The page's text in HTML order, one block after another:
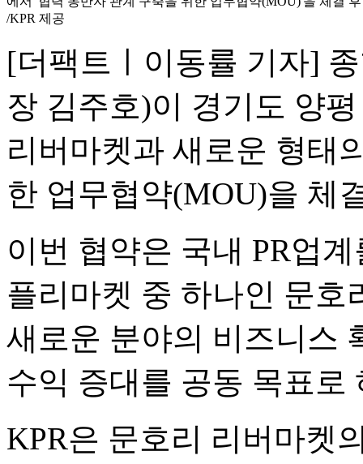
/KPR 제공
[더팩트ㅣ이동률 기자]
장 김주호)이 경기도 양
리버마켓과 새로운 형태
한 업무협약(MOU)을 체
이번 협약은 국내 PR업
플리마켓 중 하나인 문호
새로운 분야의 비즈니스
수익 증대를 공동 목표로
KPR은 문호리 리버마켓